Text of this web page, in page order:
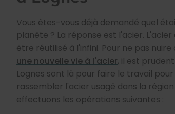
Vous êtes-vous déjà demandé quel
planète ? La réponse est l'acier.
être réutilisé à l'infini. Pour ne pas
une nouvelle vie à l'acier, il est
Lognes sont là pour faire le travail
rassembler l'acier usagé dans la
effectuons les opérations suivantes :